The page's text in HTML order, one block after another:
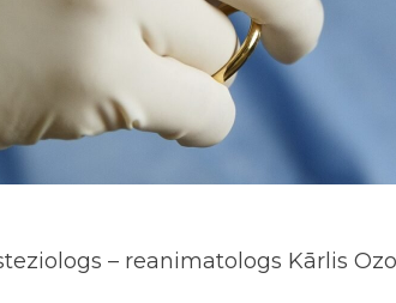
– reanimatologs Kārlis